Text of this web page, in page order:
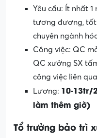
Yêu cầu: Ít nhất
tương đương,
chuyên ngành
Công việc: QC
QC xưởng SX
công việc liên
Lương: 10-13tr/
làm thêm giờ)
Tổ trưởng bảo trì